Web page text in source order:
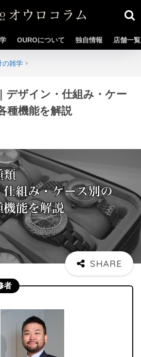
OUROについて 独自情報 店舗一覧
の雑学
デザイン・仕組み・ケー
種機能を解説
者